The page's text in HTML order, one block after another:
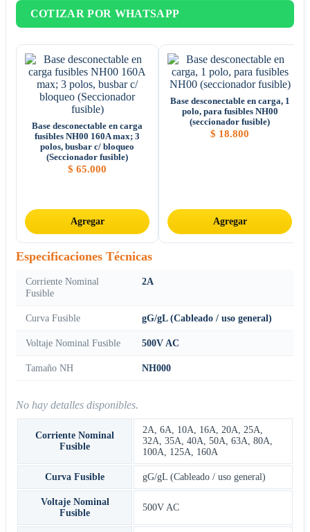
COTIZAR POR WHATSAPP
Base desconectable en carga
fusibles NH00 160A max; 3
polos, busbar c/ bloqueo
(Seccionador fusible)
$ 65.000
Agregar
Base desconectable en carga, 1
polo, para fusibles NH00
(seccionador fusible)
$ 18.800
Agregar
Especificaciones Técnicas
Corriente Nominal
Fusible
2A
Curva Fusible gG/gL (Cableado / uso general)
Voltaje Nominal Fusible 500V AC
Tamaño NH NH000
No hay detalles disponibles.
Corriente Nominal
Fusible
2A, 6A, 10A, 16A, 20A, 25A,
32A, 35A, 40A, 50A, 63A, 80A,
100A, 125A, 160A
Curva Fusible gG/gL (Cableado / uso general)
Voltaje Nominal
Fusible
500V AC